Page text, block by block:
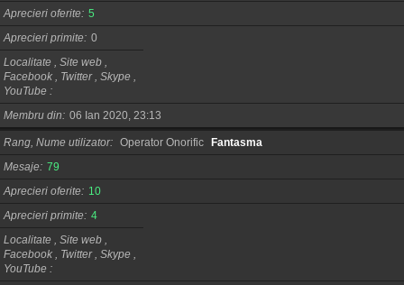
Aprecieri oferite 5
Aprecieri primite 0
Localitate , Site web ,
Facebook , Twitter , Skype ,
YouTube
Membru din
06 Ian 2020, 23:13
Rang, Nume utilizator Operator Onorific Fantasma
Mesaje 79
Aprecieri oferite
10
Aprecieri primite 4
Localitate , Site web ,
Facebook , Twitter , Skype ,
YouTube